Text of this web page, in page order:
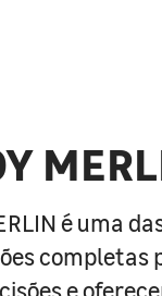
é uma
completas
e